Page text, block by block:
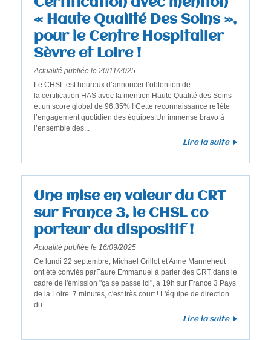
e
r
e
c
h
e
r
c
« Haute Qualité Des Soins »,
pour le Centre Hospitalier
Sèvre et Loire !
Actualité publiée le 20/11/2025
Le CHSL est heureux d’annoncer l’obtention de
la certification HAS avec la mention Haute Qualité des Soins
et un score global de 96.35% ! Cette reconnaissance reflète
l’engagement quotidien des équipes.Un immense bravo à
l’ensemble des...
Lire la suite
Une mise en valeur du CRT
sur France 3, le CHSL co
porteur du dispositif !
Actualité publiée le 16/09/2025
Ce lundi 22 septembre, Michael Grillot et Anne Manneheut
ont été conviés parFaure Emmanuel à parler des CRT dans le
cadre de l'émission "ça se passe ici", à 19h sur France 3 Pays
de la Loire. 7 minutes, c'est très court ! L'équipe de direction
du...
Lire la suite